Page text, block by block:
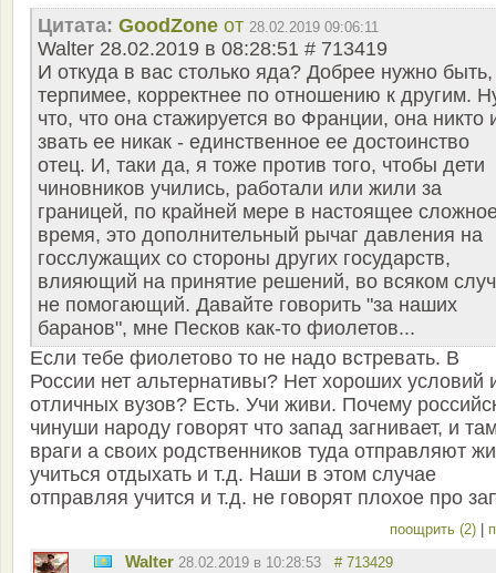
Цитата: GoodZone от 28.02.2019 09:06:11
Walter 28.02.2019 в 08:28:51 # 713419
И откуда в вас столько яда? Добрее нужно быть,
терпимее, корректнее по отношению к другим.
что, что она стажируется во Франции, она никто
звать ее никак - единственное ее достоинство
отец. И, таки да, я тоже против того, чтобы дети
чиновников учились, работали или жили за
границей, по крайней мере в настоящее
время, это дополнительный рычаг давления на
госслужащих со стороны других государств,
влияющий на принятие решений, во всяком
не помогающий. Давайте говорить "за наших
баранов", мне Песков как-то фиолетов...
Если тебе фиолетово то не надо встревать. В
России нет альтернативы? Нет хороших условий
отличных вузов? Есть. Учи живи. Почему
чинуши народу говорят что запад загнивает, и
враги а своих родственников туда отправляют
учиться отдыхать и т.д. Наши в этом случае
отправляя учится и т.д. не говорят плохое про
поощрить (2)
Walter 28.02.2019 в 10:28:53 # 713429